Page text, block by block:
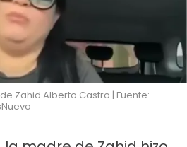
Zahid Alberto Castro | Fuente: